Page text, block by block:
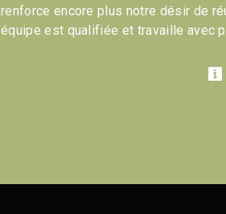
renforce encore plus notre désir de
équipe est qualifiée et travaille avec